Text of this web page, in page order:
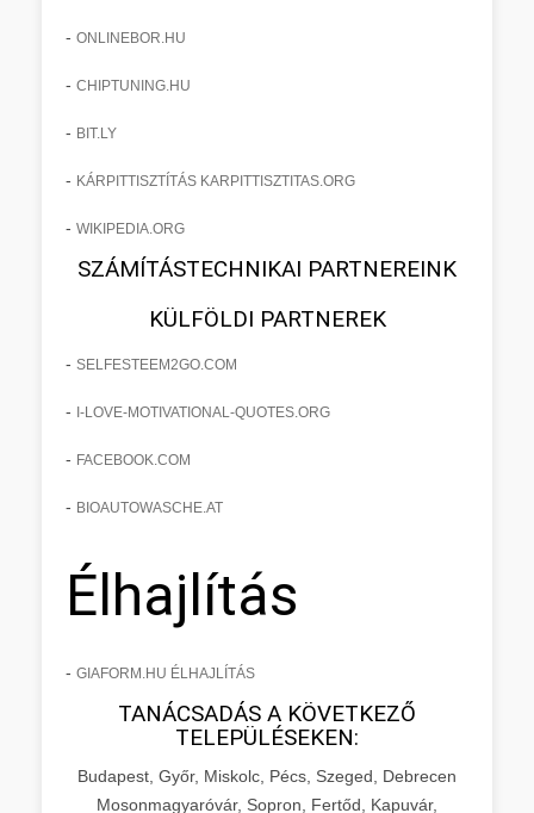
- ONLINEBOR.HU
- CHIPTUNING.HU
- BIT.LY
- KÁRPITTISZTÍTÁS KARPITTISZTITAS.ORG
- WIKIPEDIA.ORG
SZÁMÍTÁSTECHNIKAI PARTNEREINK
KÜLFÖLDI PARTNEREK
- SELFESTEEM2GO.COM
- I-LOVE-MOTIVATIONAL-QUOTES.ORG
- FACEBOOK.COM
- BIOAUTOWASCHE.AT
Élhajlítás
- GIAFORM.HU ÉLHAJLÍTÁS
TANÁCSADÁS A KÖVETKEZŐ
TELEPÜLÉSEKEN:
Budapest, Győr, Miskolc, Pécs, Szeged, Debrecen
Mosonmagyaróvár, Sopron, Fertőd, Kapuvár,